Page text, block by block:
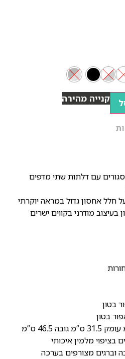
סגורים עם דלתות שתי מדפים
חלל אחסון גדול במראה יוקרתי
מודרני בקווים ישרים
בטון
בטון
בציפוי מלמין איכותי
וברגים מצורפים בערכה
קנייה מהירה